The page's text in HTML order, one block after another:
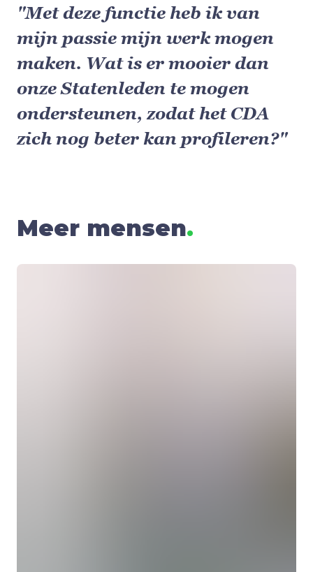
"Met deze functie heb ik van
mijn passie mijn werk mogen
maken. Wat is er mooier dan
onze Statenleden te mogen
ondersteunen, zodat het CDA
zich nog beter kan profileren?"
Meer mensen.